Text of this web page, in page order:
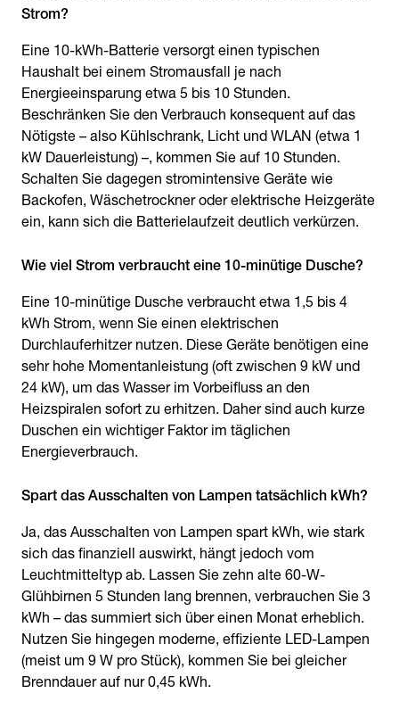
Eine 10-kWh-Batterie versorgt einen typischen
Haushalt bei einem Stromausfall je nach
Energieeinsparung etwa 5 bis 10 Stunden.
Beschränken Sie den Verbrauch konsequent auf das
Nötigste – also Kühlschrank, Licht und WLAN (etwa 1
kW Dauerleistung) –, kommen Sie auf 10 Stunden.
Schalten Sie dagegen stromintensive Geräte wie
Backofen, Wäschetrockner oder elektrische Heizgeräte
ein, kann sich die Batterielaufzeit deutlich verkürzen.
Wie viel Strom verbraucht eine 10-minütige Dusche?
Eine 10-minütige Dusche verbraucht etwa 1,5 bis 4
kWh Strom, wenn Sie einen elektrischen
Durchlauferhitzer nutzen. Diese Geräte benötigen eine
sehr hohe Momentanleistung (oft zwischen 9 kW und
24 kW), um das Wasser im Vorbeifluss an den
Heizspiralen sofort zu erhitzen. Daher sind auch kurze
Duschen ein wichtiger Faktor im täglichen
Energieverbrauch.
Spart das Ausschalten von Lampen tatsächlich kWh?
Ja, das Ausschalten von Lampen spart kWh, wie stark
sich das finanziell auswirkt, hängt jedoch vom
Leuchtmitteltyp ab. Lassen Sie zehn alte 60-W-
Glühbirnen 5 Stunden lang brennen, verbrauchen Sie 3
kWh – das summiert sich über einen Monat erheblich.
Nutzen Sie hingegen moderne, effiziente LED-Lampen
(meist um 9 W pro Stück), kommen Sie bei gleicher
Brenndauer auf nur 0,45 kWh.